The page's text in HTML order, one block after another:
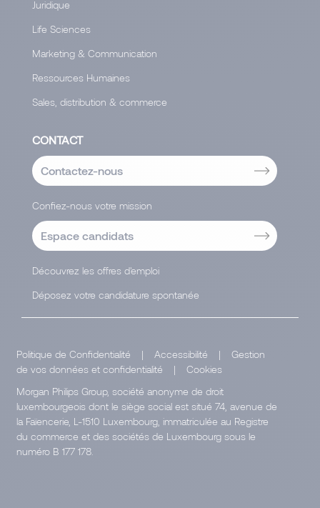
Juridique
Life Sciences
Marketing & Communication
Ressources Humaines
Sales, distribution & commerce
CONTACT
Contactez-nous
Confiez-nous votre mission
Espace candidats
Découvrez les offres d'emploi
Déposez votre candidature spontanée
Politique de Confidentialité | Accessibilité |
Gestion
de vos données et confidentialité
|
Cookies
Morgan Philips Group, société anonyme de droit
luxembourgeois dont le siège social est situé 74, avenue de
la Faïencerie, L-1510 Luxembourg, immatriculée au Registre
du commerce et des sociétés de Luxembourg sous le
numéro B 177 178.